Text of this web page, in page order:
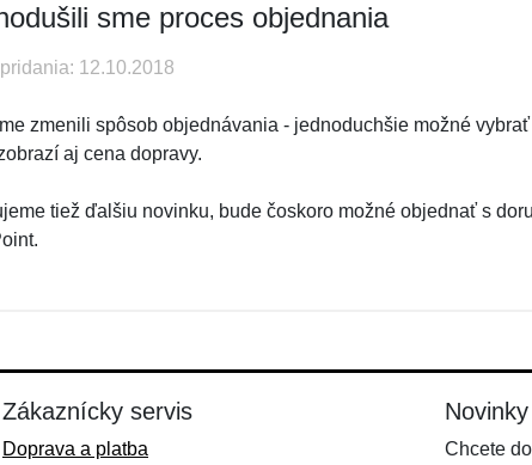
sme proces objednania
12.10.2018
zmenili spôsob objednávania - jednoduchšie možné
aj cena dopravy.
tiež ďalšiu novinku, bude čoskoro možné objednať s
Zákaznícky servis
Doprava a platba
Chcete